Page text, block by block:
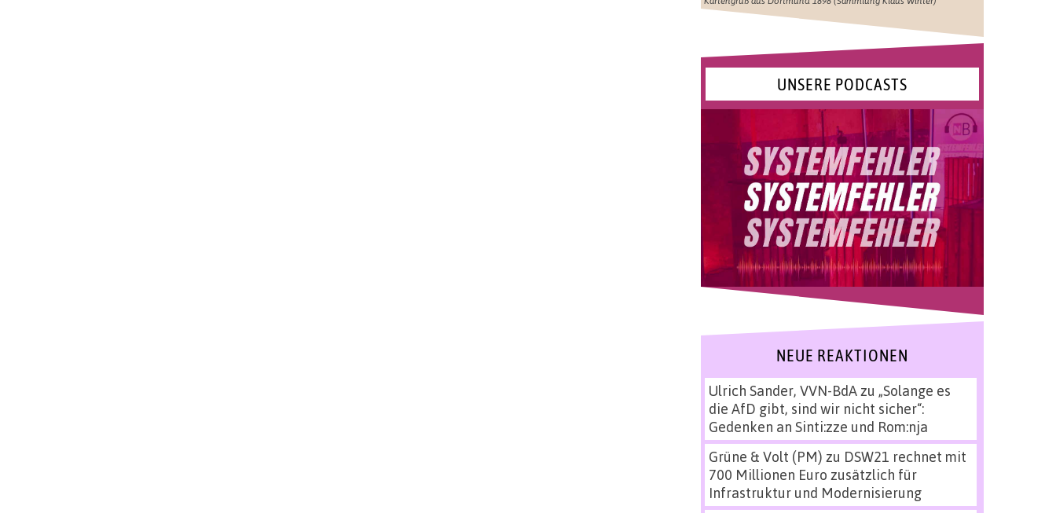
UNSERE PODCASTS
NEUE REAKTIONEN
Ulrich Sander, VVN-BdAzu „Solange es
die AfD gibt, sind wir nicht sicher“:
Gedenken an Sinti:zze und Rom:nja
Grüne & Volt (PM) zu DSW21 rechnet mit
700 Millionen Euro zusätzlich für
Infrastruktur und Modernisierung